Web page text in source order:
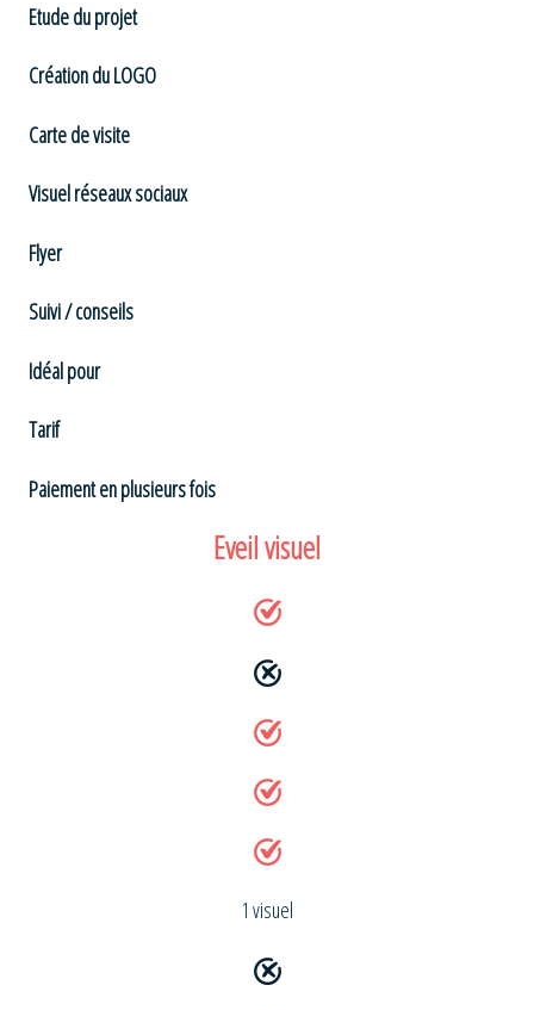
Etude du projet
Création du LOGO
Carte de visite
Visuel réseaux sociaux
Flyer
Suivi / conseils
Idéal pour
Tarif
Paiement en plusieurs fois
Eveil visuel
1 visuel